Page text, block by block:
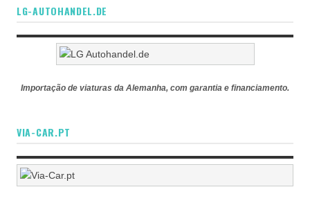
LG-AUTOHANDEL.DE
Importação de viaturas da Alemanha, com garantia e financiamento.
VIA-CAR.PT